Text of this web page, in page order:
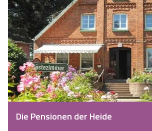
Die Pensionen der Heide